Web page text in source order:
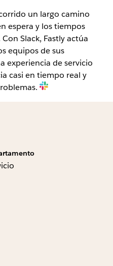
un largo camino
espera y los tiempos
Slack, Fastly actúa
equipos de sus
experiencia de servicio
casi en tiempo real y